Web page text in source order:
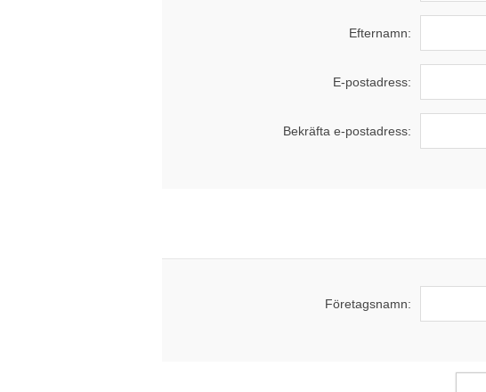
Efternamn:
E-postadress:
Bekräfta e-postadress:
Företagsnamn: